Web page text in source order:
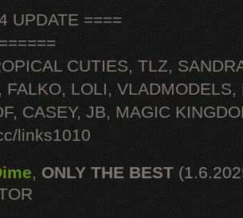
UPDATE ====
CUTIES, TLZ,
FALKO, LOLI, VLADMODELS,
CASEY, JB, MAGIC
links1010
, ONLY THE BEST